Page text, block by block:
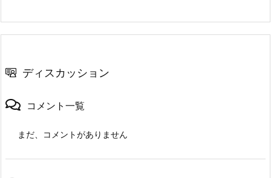
ディスカッション
コメント一覧
まだ、コメントがありません